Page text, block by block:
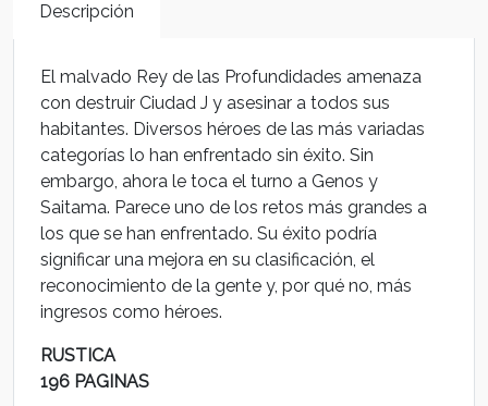
Descripción
El malvado Rey de las Profundidades amenaza
con destruir Ciudad J y asesinar a todos sus
habitantes. Diversos héroes de las más variadas
categorías lo han enfrentado sin éxito. Sin
embargo, ahora le toca el turno a Genos y
Saitama. Parece uno de los retos más grandes a
los que se han enfrentado. Su éxito podría
significar una mejora en su clasificación, el
reconocimiento de la gente y, por qué no, más
ingresos como héroes.
RUSTICA
196 PAGINAS